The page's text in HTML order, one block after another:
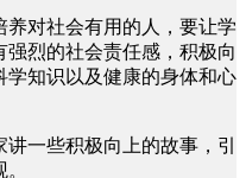
对社会有用的人，要让学
烈的社会责任感，积极向
学知识以及健康的身体和心
一些积极向上的故事，引